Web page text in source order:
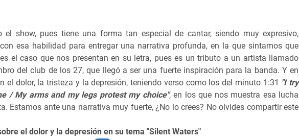
show, pues tiene una forma tan especial de cantar, siendo muy expresivo,
esa habilidad para entregar una narrativa profunda, en la que sintamos que
el caso que nos presentan en su letra, pues es un tributo a un artista llamado
del club de los 27, que llegó a ser una fuerte inspiración para la banda. Y en
el dolor, la tristeza y la depresión, teniendo verso como los del minuto 1:31 "I try
/ My arms and my legs protest my choice", en los que nos muestra esa lucha
Estamos ante una narrativa muy fuerte, ¿No lo crees? No olvides compartir este
el dolor y la depresión en su tema "Silent Waters"